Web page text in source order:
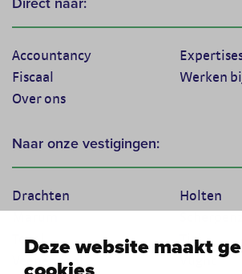
Deze website maakt
Accountancy
Fiscaal
Werken
Over ons
Naar onze vestigingen:
Drachten
Holten
Texel
Tiel
Veenendaal